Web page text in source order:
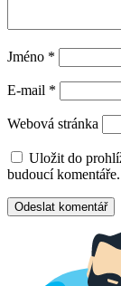
Jméno *
E-mail *
Webová stránka
Uložit do
budoucí komentáře.